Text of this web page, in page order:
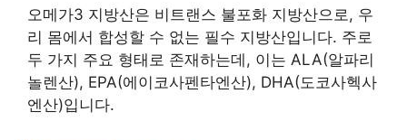
오메가3 지방산은 비트랜스 불포화 지방산으로, 우
리 몸에서 합성할 수 없는 필수 지방산입니다. 주로
두 가지 주요 형태로 존재하는데, 이는 ALA(알파리
놀렌산), EPA(에이코사펜타엔산), DHA(도코사헥사
엔산)입니다.